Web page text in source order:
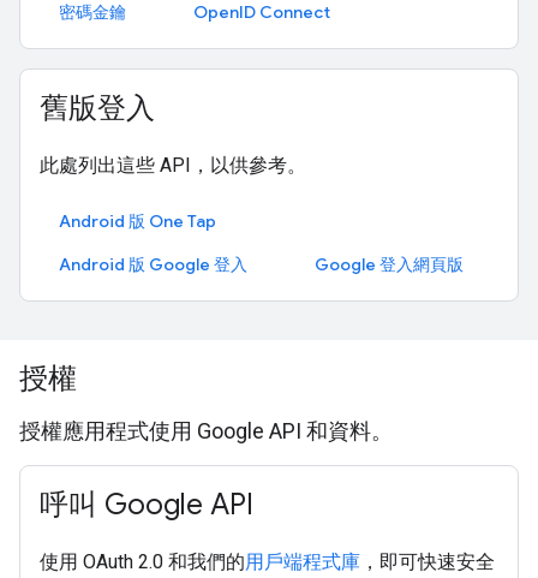
密碼金鑰 OpenID Connect
舊版登入
此處列出這些 API，以供參考。
Android 版 One Tap
Android 版 Google 登入
Google 登入網頁版
授權
授權應用程式使用 Google API 和資料。
呼叫 Google API
使用 OAuth 2.0 和我們的用戶端程式庫 ，即可快速安全